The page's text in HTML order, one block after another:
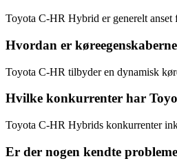
Toyota C-HR Hybrid er generelt
Hvordan er
Toyota C-HR tilbyder en dynamisk
Hvilke konkurrenter har
Toyota C-HR Hybrids konkurrenter
Er der nogen kendte